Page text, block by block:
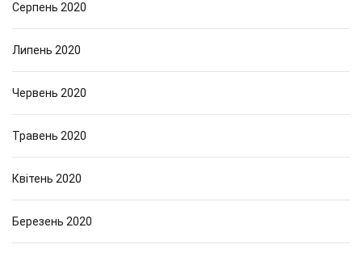
Серпень 2020
Липень 2020
Червень 2020
Травень 2020
Квітень 2020
Березень 2020